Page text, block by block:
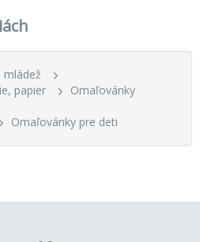
mládež
papier
Omaľovánky
Omaľovánky pre deti